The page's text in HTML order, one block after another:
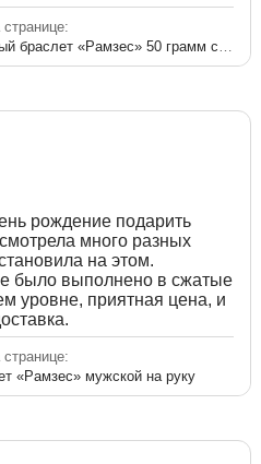
рождение подарить
много разных
на этом.
было выполнено в сжатые
уровне, приятная цена, и
«Рамзес» мужской на руку